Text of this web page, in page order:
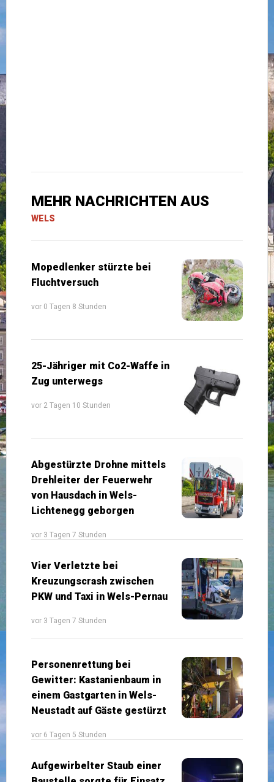
MEHR NACHRICHTEN AUS
WELS
Mopedlenker stürzte bei
Fluchtversuch
vor 0 Tagen 8 Stunden
25-Jähriger mit Co2-Waffe in
Zug unterwegs
vor 2 Tagen 10 Stunden
Abgestürzte Drohne mittels
Drehleiter der Feuerwehr
von Hausdach in Wels-
Lichtenegg geborgen
vor 3 Tagen 7 Stunden
Vier Verletzte bei
Kreuzungscrash zwischen
PKW und Taxi in Wels-Pernau
vor 3 Tagen 7 Stunden
Personenrettung bei
Gewitter: Kastanienbaum in
einem Gastgarten in Wels-
Neustadt auf Gäste gestürzt
vor 6 Tagen 5 Stunden
Aufgewirbelter Staub einer